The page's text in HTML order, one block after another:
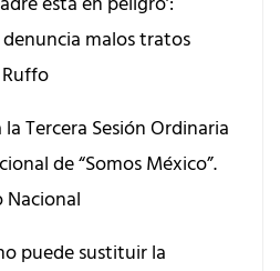
malos tratos
Tercera Sesión Ordinaria
de “Somos México”.
puede sustituir la